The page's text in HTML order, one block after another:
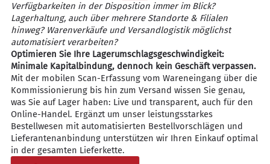
Verfügbarkeiten in der Disposition immer im Blick?
Lagerhaltung, auch über mehrere Standorte & Filialen
hinweg? Warenverkäufe und Versandlogistik möglichst
automatisiert verarbeiten?
Optimieren Sie Ihre Lagerumschlagsgeschwindigkeit:
Minimale Kapitalbindung, dennoch kein Geschäft verpassen.
Mit der mobilen Scan-Erfassung vom Wareneingang über die
Kommissionierung bis hin zum Versand wissen Sie genau,
was Sie auf Lager haben: Live und transparent, auch für den
Online-Handel. Ergänzt um unser leistungsstarkes
Bestellwesen mit automatisierten Bestellvorschlägen und
Lieferantenanbindung unterstützen wir Ihren Einkauf optimal
in der gesamten Lieferkette.